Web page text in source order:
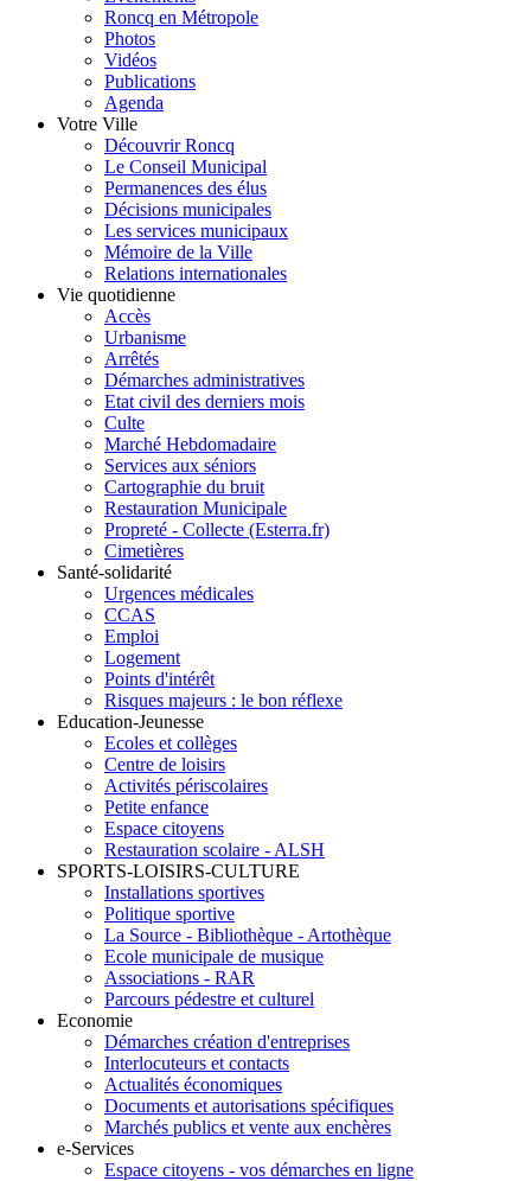
Roncq en Métropole
Photos
Vidéos
Publications
Agenda
Votre Ville
Découvrir Roncq
Le Conseil Municipal
Permanences des élus
Décisions municipales
Les services municipaux
Mémoire de la Ville
Relations internationales
Vie quotidienne
Accès
Urbanisme
Arrêtés
Démarches administratives
Etat civil des derniers mois
Culte
Marché Hebdomadaire
Services aux séniors
Cartographie du bruit
Restauration Municipale
Propreté - Collecte (Esterra.fr)
Cimetières
Santé-solidarité
Urgences médicales
CCAS
Emploi
Logement
Points d'intérêt
Risques majeurs : le bon réflexe
Education-Jeunesse
Ecoles et collèges
Centre de loisirs
Activités périscolaires
Petite enfance
Espace citoyens
Restauration scolaire - ALSH
SPORTS-LOISIRS-CULTURE
Installations sportives
Politique sportive
La Source - Bibliothèque - Artothèque
Ecole municipale de musique
Associations - RAR
Parcours pédestre et culturel
Economie
Démarches création d'entreprises
Interlocuteurs et contacts
Actualités économiques
Documents et autorisations spécifiques
Marchés publics et vente aux enchères
e-Services
Espace citoyens - vos démarches en ligne